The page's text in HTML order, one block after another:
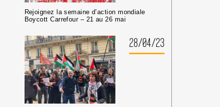
Rejoignez la semaine d’action mondiale
Boycott Carrefour – 21 au 26 mai
28/04/23